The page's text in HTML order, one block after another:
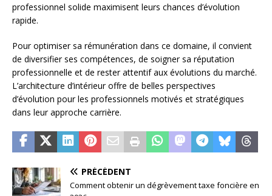
professionnel solide maximisent leurs chances d’évolution
rapide.
Pour optimiser sa rémunération dans ce domaine, il convient
de diversifier ses compétences, de soigner sa réputation
professionnelle et de rester attentif aux évolutions du marché.
L’architecture d’intérieur offre de belles perspectives
d’évolution pour les professionnels motivés et stratégiques
dans leur approche carrière.
PRÉCÉDENT
Comment obtenir un dégrèvement taxe foncière en